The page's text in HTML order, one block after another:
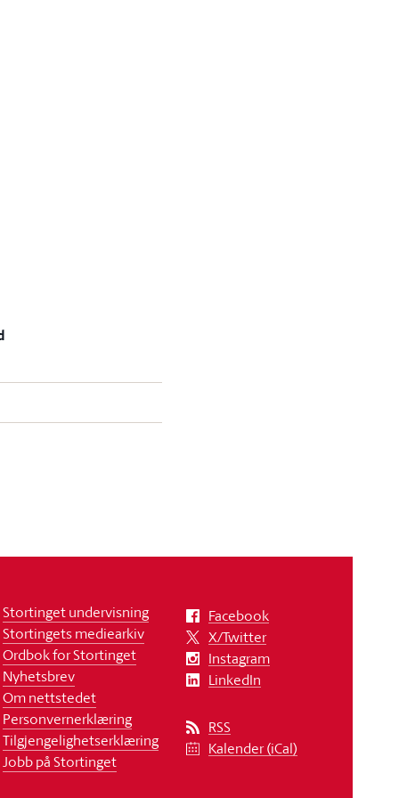
Stortinget undervisning
Stortingets mediearkiv
Ordbok for Stortinget
Nyhetsbrev
Om nettstedet
Personvernerklæring
Tilgjengelighetserklæring
Jobb på Stortinget
Facebook
X/Twitter
Instagram
LinkedIn
RSS
Kalender (iCal)